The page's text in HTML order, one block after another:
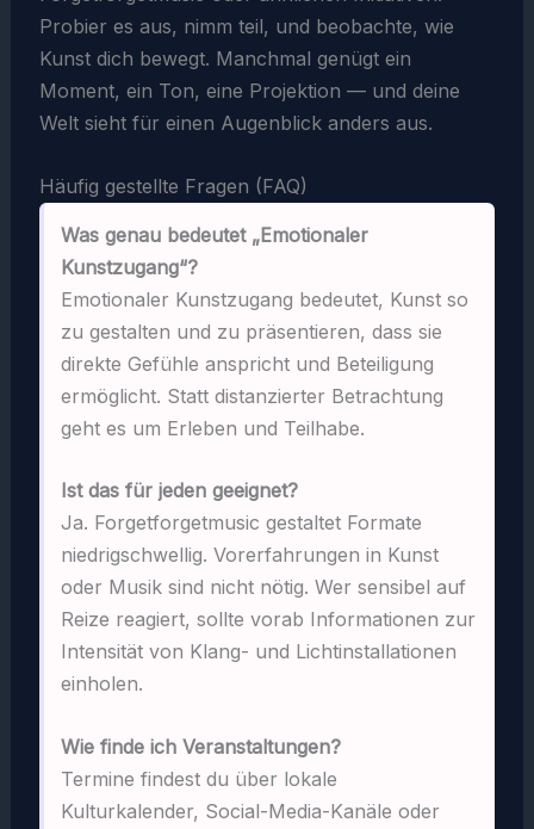
Probier es aus, nimm teil, und beobachte, wie
Kunst dich bewegt. Manchmal genügt ein
Moment, ein Ton, eine Projektion — und deine
Welt sieht für einen Augenblick anders aus.
Häufig gestellte Fragen (FAQ)
Was genau bedeutet „Emotionaler
Kunstzugang“?
Emotionaler Kunstzugang bedeutet, Kunst so
zu gestalten und zu präsentieren, dass sie
direkte Gefühle anspricht und Beteiligung
ermöglicht. Statt distanzierter Betrachtung
geht es um Erleben und Teilhabe.
Ist das für jeden geeignet?
Ja. Forgetforgetmusic gestaltet Formate
niedrigschwellig. Vorerfahrungen in Kunst
oder Musik sind nicht nötig. Wer sensibel auf
Reize reagiert, sollte vorab Informationen zur
Intensität von Klang- und Lichtinstallationen
einholen.
Wie finde ich Veranstaltungen?
Termine findest du über lokale
Kulturkalender, Social-Media-Kanäle oder